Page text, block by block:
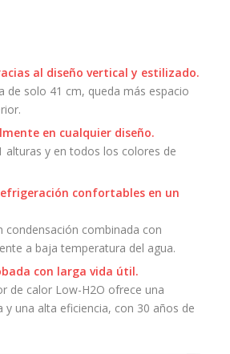
al diseño vertical y estilizado.
de solo 41 cm, queda más espacio
en cualquier diseño.
alturas y en todos los colores de
confortables en un
condensación combinada con
a baja temperatura del agua.
con larga vida útil.
de calor Low-H2O ofrece una
y una alta eficiencia, con 30 años de